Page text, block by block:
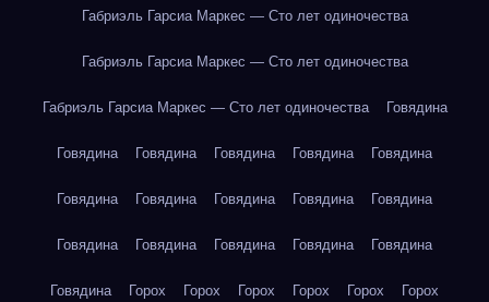
Габриэль Гарсиа Маркес — Сто лет одиночества
Габриэль Гарсиа Маркес — Сто лет одиночества
Габриэль Гарсиа Маркес — Сто лет одиночества Говядина
Говядина Говядина Говядина Говядина Говядина
Говядина Говядина Говядина Говядина Говядина
Говядина Говядина Говядина Говядина Говядина
Говядина Горох Горох Горох Горох Горох Горох